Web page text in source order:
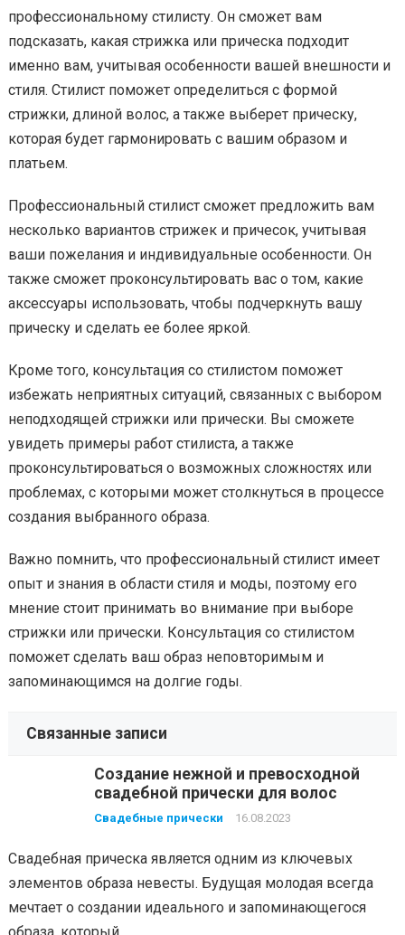
профессиональному стилисту. Он сможет вам
подсказать, какая стрижка или прическа подходит
именно вам, учитывая особенности вашей внешности и
стиля. Стилист поможет определиться с формой
стрижки, длиной волос, а также выберет прическу,
которая будет гармонировать с вашим образом и
платьем.
Профессиональный стилист сможет предложить вам
несколько вариантов стрижек и причесок, учитывая
ваши пожелания и индивидуальные особенности. Он
также сможет проконсультировать вас о том, какие
аксессуары использовать, чтобы подчеркнуть вашу
прическу и сделать ее более яркой.
Кроме того, консультация со стилистом поможет
избежать неприятных ситуаций, связанных с выбором
неподходящей стрижки или прически. Вы сможете
увидеть примеры работ стилиста, а также
проконсультироваться о возможных сложностях или
проблемах, с которыми может столкнуться в процессе
создания выбранного образа.
Важно помнить, что профессиональный стилист имеет
опыт и знания в области стиля и моды, поэтому его
мнение стоит принимать во внимание при выборе
стрижки или прически. Консультация со стилистом
поможет сделать ваш образ неповторимым и
запоминающимся на долгие годы.
Связанные записи
Создание нежной и превосходной
свадебной прически для волос
Свадебные прически 16.08.2023
Свадебная прическа является одним из ключевых
элементов образа невесты. Будущая молодая всегда
мечтает о создании идеального и запоминающегося